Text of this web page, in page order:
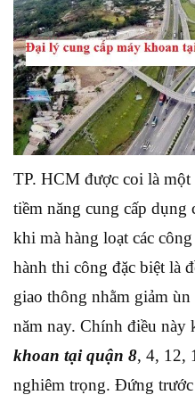
TP. HCM được coi là
tiềm năng cung cấp
khi mà hàng loạt các
hành thi công đặc biệt là
giao thông nhằm giảm
năm nay. Chính điều này
khoan tại quận 8, 4, 12,
nghiêm trọng. Đứng